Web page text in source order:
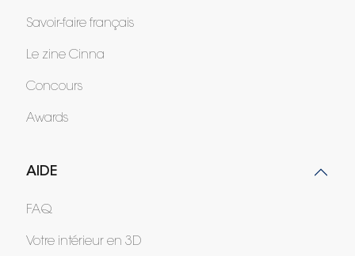
Savoir-faire français
Le zine Cinna
Concours
Awards
AIDE
FAQ
Votre intérieur en 3D